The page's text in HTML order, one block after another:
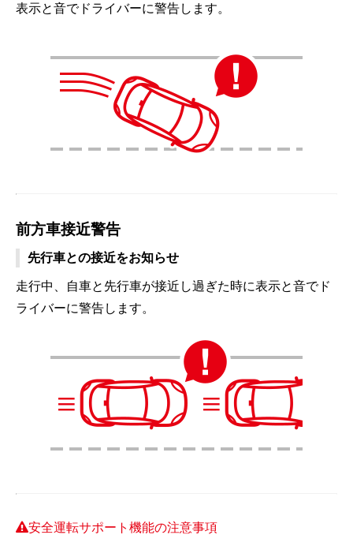
表示と音でドライバーに警告します。
前方車接近警告
先行車との接近をお知らせ
走行中、自車と先行車が接近し過ぎた時に表示と音でド
ライバーに警告します。
安全運転サポート機能の注意事項